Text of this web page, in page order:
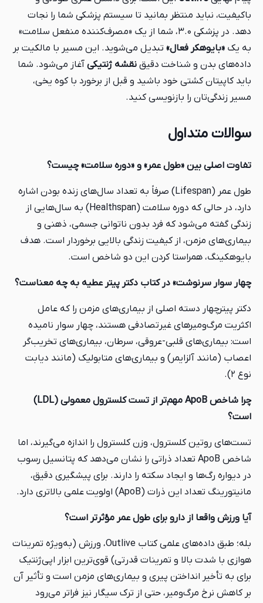
باکیفیت، نباید منتظر بمانید تا سیستم پزشکی شما را نجات
دهد. در پزشکی ۳.۰، شما از یک «مصرف‌کننده منفعل سلامت»
به یک «بایوهکر فعال» تبدیل می‌شوید. این مسیر با مالکیت بر
داده‌های بدن و شناخت دقیق نقشه ژنتیکی آغاز می‌شود. شما
باید کاپیتان کشتی خود باشید و قبل از برخورد با کوه یخی،
مسیر زندگی‌تان را بازنویسی کنید.
سوالات متداول
تفاوت اصلی بین «طول عمر» و «دوره سلامت» چیست؟
طول عمر (Lifespan) صرفاً به تعداد سال‌های زنده بودن اشاره
دارد، در حالی که دوره سلامت (Healthspan) به سال‌هایی از
زندگی گفته می‌شود که فرد بدون ناتوانی جسمی، ذهنی و
بیماری‌های مزمن، از کیفیت زندگی بالایی برخوردار است. هدف
بایوهکینگ، همراستا کردن این دو شاخص است.
چهار سوار سرنوشت» در کتاب دکتر پیتر عطیه به چه معناست؟
دکتر پیترچهار دسته اصلی از بیماری‌های مزمن را که عامل
اکثریت مرگ‌ومیرهای غیرتصادفی هستند، چهار سوار نامیده
است: بیماری‌های قلبی-عروقی، سرطان، بیماری‌های تخریب‌گر
اعصاب (مانند آلزایمر) و بیماری‌های متابولیک (مانند دیابت
نوع ۲).
چرا شاخص ApoB مهم‌تر از تست کلسترول معمولی (LDL)
است؟
تست‌های روتین کلسترول، وزن کلسترول را اندازه می‌گیرند، اما
شاخص ApoB تعداد ذراتی را نشان می‌دهد که پتانسیل رسوب
در دیواره رگ‌ها و ایجاد سکته را دارند. برای پیشگیری دقیق،
مانیتورینگ تعداد این ذرات (ApoB) اولویت علمی بالاتری دارد.
آیا ورزش واقعا از دارو برای طول عمر مؤثرتر است؟
بله؛ طبق داده‌های علمی کتاب Outlive، ورزش (به‌ویژه تمرینات
هوازی با شدت بالا و تمرینات قدرتی) قوی‌ترین ابزار اپی‌ژنتیک
برای به تأخیر انداختن پیری و بیماری‌های مزمن است و تأثیر آن
بر کاهش نرخ مرگ‌ومیر، حتی از ترک سیگار نیز فراتر می‌رود